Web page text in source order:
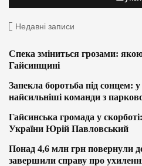
Недавні записи
Спека зміниться грозами:
Гайсинщині
Запекла боротьба під сонцем:
найсильніші команди з
Гайсинська громада у
України Юрій Павловський
Понад 4,6 млн грн повернули
завершили справу про